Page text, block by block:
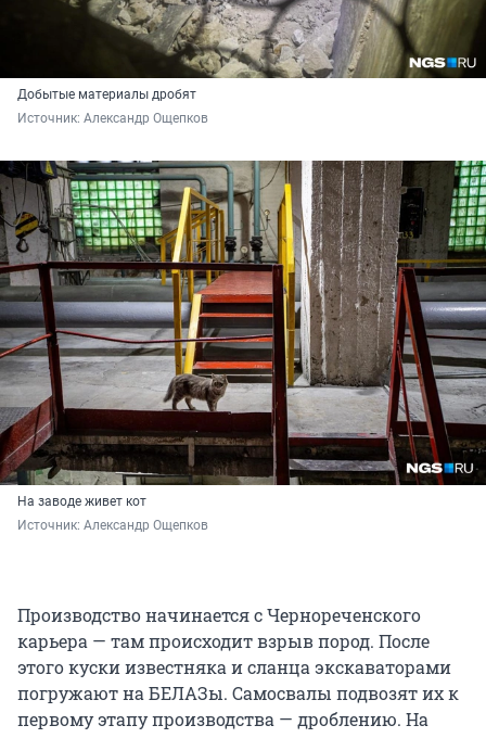
Добытые материалы дробят
Источник: Александр Ощепков
На заводе живет кот
Источник: Александр Ощепков
Производство начинается с Чернореченского
карьера — там происходит взрыв пород. После
этого куски известняка и сланца экскаваторами
погружают на БЕЛАЗы. Самосвалы подвозят их к
первому этапу производства — дроблению. На